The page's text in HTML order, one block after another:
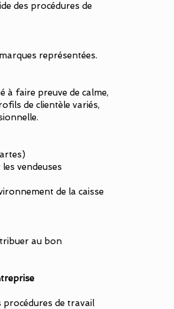
des procédures de
représentées.
à faire preuve de calme,
de clientèle variés,
vendeuses
de la caisse
au bon
procédures de travail